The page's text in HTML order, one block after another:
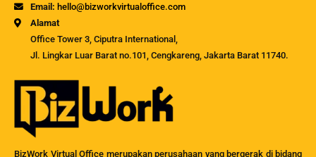
Email: hello@bizworkvirtualoffice.com
Alamat
Office Tower 3, Ciputra International,
Jl. Lingkar Luar Barat no.101, Cengkareng, Jakarta Barat 11740.
BizWork Virtual Office merupakan perusahaan yang bergerak di bidang